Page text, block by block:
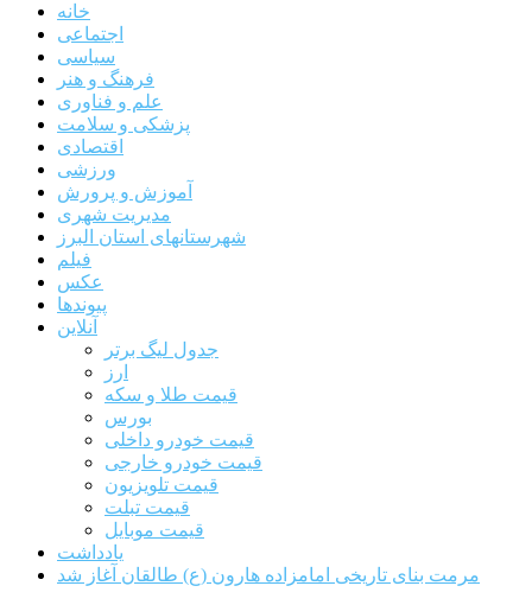
خانه
اجتماعی
سیاسی
فرهنگ و هنر
علم و فناوری
پزشکی و سلامت
اقتصادی
ورزشی
آموزش و پرورش
مدیریت شهری
شهرستانهای استان البرز
فیلم
عکس
پیوندها
آنلاین
جدول لیگ برتر
ارز
قیمت طلا و سکه
بورس
قیمت خودرو داخلی
قیمت خودرو خارجی
قیمت تلویزیون
قیمت تبلت
قیمت موبایل
یادداشت
مرمت بنای تاریخی امامزاده هارون (ع) طالقان آغاز شد